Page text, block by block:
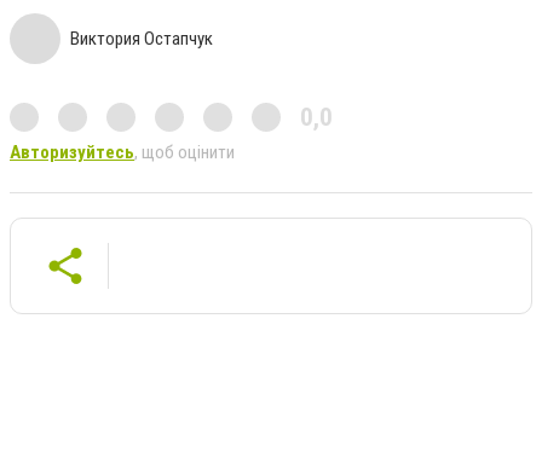
Виктория Остапчук
0,0
Авторизуйтесь, щоб оцінити